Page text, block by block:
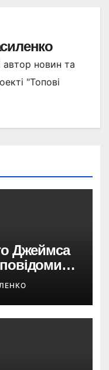
автор новин та
"Топові
Джеймса